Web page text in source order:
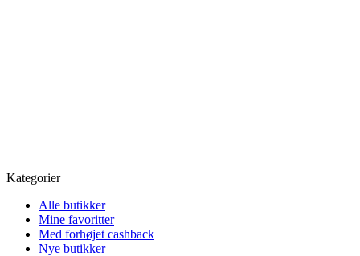
Kategorier
Alle butikker
Mine favoritter
Med forhøjet cashback
Nye butikker